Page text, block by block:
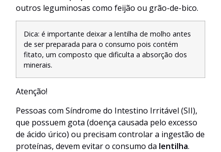
outros leguminosas como feijão ou grão-de-bico.
Dica: é importante deixar a lentilha de molho antes
de ser preparada para o consumo pois contém
fitato, um composto que dificulta a absorção dos
minerais.
Atenção!
Pessoas com Síndrome do Intestino Irritável (SII),
que possuem gota (doença causada pelo excesso
de ácido úrico) ou precisam controlar a ingestão de
proteínas, devem evitar o consumo da lentilha.